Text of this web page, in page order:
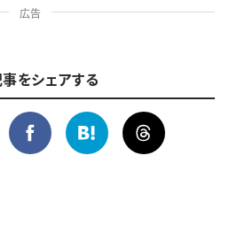
広告
をシェアする